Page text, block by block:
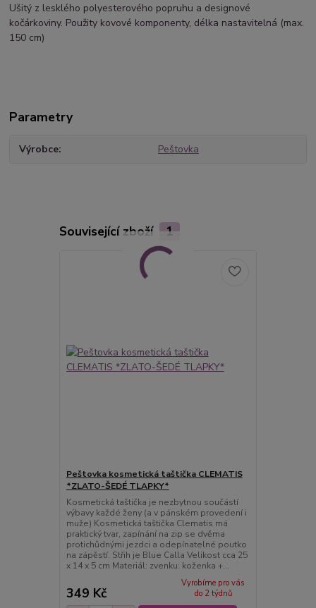
Ušitý z lesklého polyesterového popruhu a designové
kočárkoviny. Použity kovové komponenty, délka nastavitelná (max.
150 cm)
Parametry
Výrobce Peštovka
Související zboží 1
Peštovka kosmetická taštička CLEMATIS
*ZLATO-ŠEDÉ TLAPKY*
Kosmetická taštička je nezbytnou součástí
výbavy každé ženy (a v pánském provedení i
muže) Kosmetická taštička Clematis má
praktický tvar, zapínání na zip se dvěma
protichůdnými jezdci a odepínatelné poutko
na zápěstí. Střih je Blue Calla Velikost cca 25
x 14 x 5 cm Materiál: zvenku: koženka +...
349 Kč
Vyrobíme pro vás
do 2 týdnů